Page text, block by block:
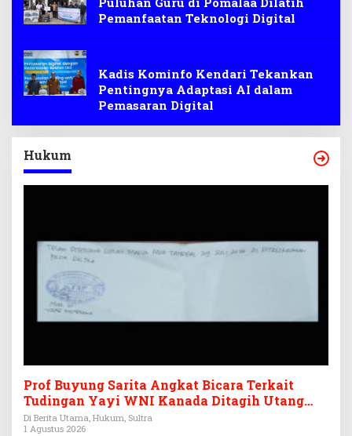
Pemanfaatan Teknologi Digital
Kadis Kominfo Kendari Tekankan
Pentingnya Adaptasi AI dalam
Pemasaran Digital
Hukum
Prof Buyung Sarita Angkat Bicara Terkait
Tudingan Yayi WNI Kanada Ditagih Utang
Rp3,6 Miliar
Di Berita Utama, Hukum, Sultra
1 Agustus 2026